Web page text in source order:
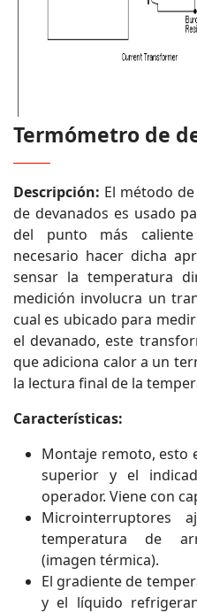
Termómetro de
Descripción: El método
de devanados es usado
del punto más
necesario hacer dicha
sensar la temperatura
medición involucra un
cual es ubicado para
el devanado, este
que adiciona calor a un
la lectura final de la
Características:
Montaje remoto, esto
superior y el
operador. Viene con
Microinterruptores
temperatura de
(imagen térmica).
El gradiente de
y el líquido